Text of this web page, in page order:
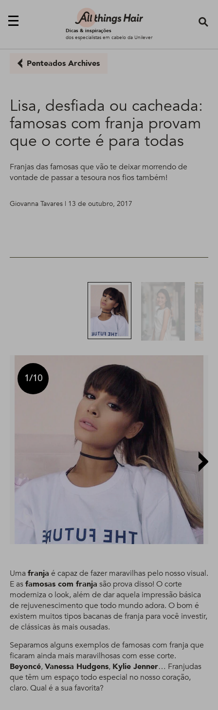
Dicas & inspirações
dos especialistas em cabelo da Unilever
Penteados Archives
Lisa, desfiada ou cacheada:
famosas com franja provam
que o corte é para todas
Franjas das famosas que vão te deixar morrendo de
vontade de passar a tesoura nos fios também!
Giovanna Tavares | 13 de outubro, 2017
1/10
Uma franja é capaz de fazer maravilhas pelo nosso visual.
E asfamosas com franja são prova disso! O corte
moderniza o look, além de dar aquela impressão básica
de rejuvenescimento que todo mundo adora. O bom é
existem muitos tipos bacanas de franja para você investir,
de clássicas às mais ousadas.
Separamos alguns exemplos de famosas com franja que
ficaram ainda mais maravilhosas com esse corte.
Beyoncé,Vanessa Hudgens, Kylie Jenner… Franjudas
que têm um espaço todo especial no nosso coração,
claro. Qual é a sua favorita?